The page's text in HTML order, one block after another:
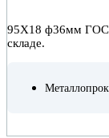
95Х18 ф36мм
складе.